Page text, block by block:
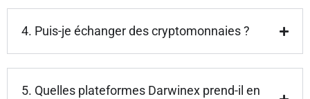
4. Puis-je échanger des cryptomonnaies ?
5. Quelles plateformes Darwinex prend-il en